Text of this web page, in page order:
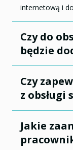
internetową i
Czy do
będzie
Czy
z obsługi
Jakie